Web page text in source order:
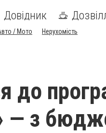
Довідник
/ Мото Нерухомість
до
— з